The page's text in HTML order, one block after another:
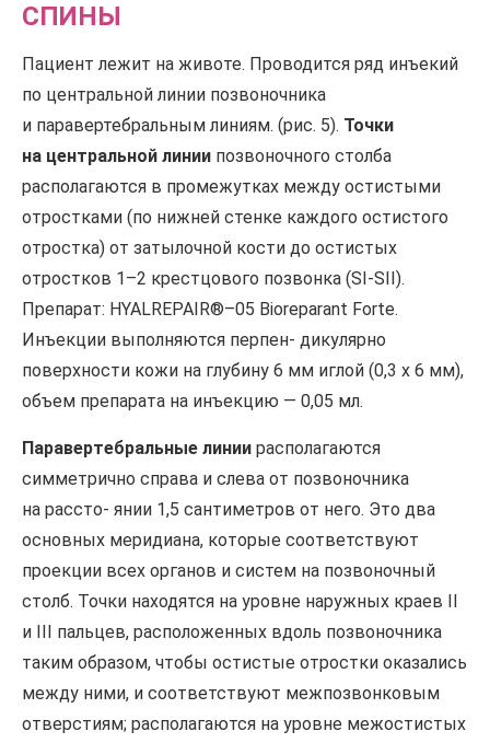
СПИНЫ
Пациент лежит на животе. Проводится ряд инъекий
по центральной линии позвоночника
и паравертебральным линиям. (рис. 5). Точки
на центральной линии позвоночного столба
располагаются в промежутках между остистыми
отростками (по нижней стенке каждого остистого
отростка) от затылочной кости до остистых
отростков 1–2 крестцового позвонка (SI-SII).
Препарат: HYALREPAIR®–05 Bioreparant Forte.
Инъекции выполняются перпен- дикулярно
поверхности кожи на глубину 6 мм иглой (0,3 х 6 мм),
объем препарата на инъекцию — 0,05 мл.
Паравертебральные линии располагаются
симметрично справа и слева от позвоночника
на рассто- янии 1,5 сантиметров от него. Это два
основных меридиана, которые соответствуют
проекции всех органов и систем на позвоночный
столб. Точки находятся на уровне наружных краев II
и III пальцев, расположенных вдоль позвоночника
таким образом, чтобы остистые отростки оказались
между ними, и соответствуют межпозвонковым
отверстиям; располагаются на уровне межостистых